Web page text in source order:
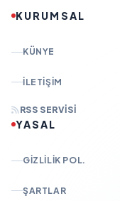
KURUMSAL
KÜNYE
İLETIŞIM
RSS SERVISI
YASAL
GIZLILIK POL.
ŞARTLAR